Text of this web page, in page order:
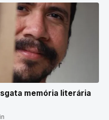
memória literária